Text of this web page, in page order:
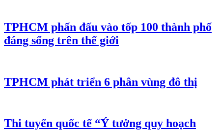
TPHCM phấn đấu vào tốp 100 thành phố
đáng sống trên thế giới
TPHCM phát triển 6 phân vùng đô thị
Thi tuyển quốc tế “Ý tưởng quy hoạch